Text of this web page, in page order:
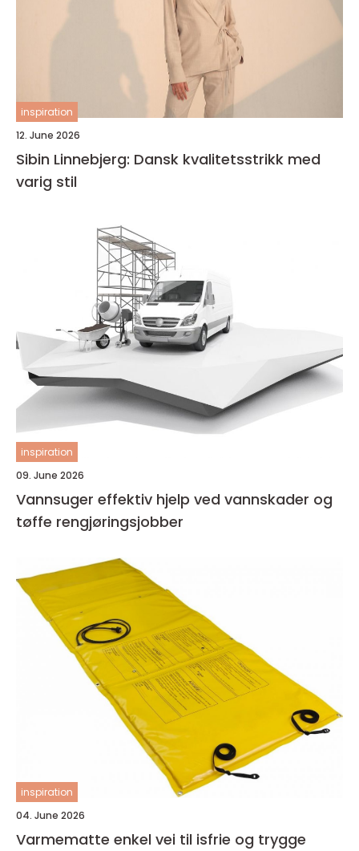
inspiration
12. June 2026
Sibin Linnebjerg: Dansk kvalitetsstrikk med
varig stil
inspiration
09. June 2026
Vannsuger effektiv hjelp ved vannskader og
tøffe rengjøringsjobber
inspiration
04. June 2026
Varmematte enkel vei til isfrie og trygge